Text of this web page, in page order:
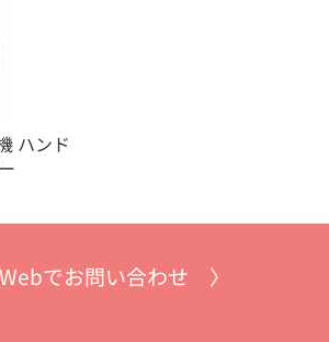
ハンド
Webでお問い合わせ 〉